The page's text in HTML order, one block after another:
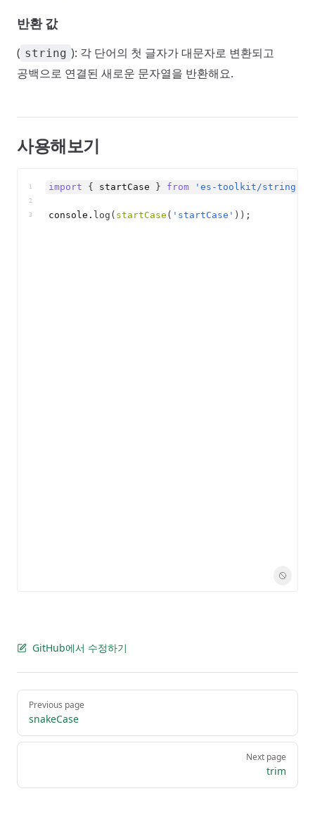
반환 값
( string ): 각 단어의 첫 글자가 대문자로 변환되고
공백으로 연결된 새로운 문자열을 반환해요.
사용해보기
1
2
3
import { startCase } from 'es-toolkit/string'
console . log ( startCase ( 'startCase' ) ) ;
GitHub에서 수정하기
Pager
Previous page
snakeCase
Next page
trim